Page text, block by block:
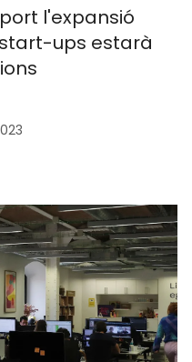
l'expansió
ups estarà